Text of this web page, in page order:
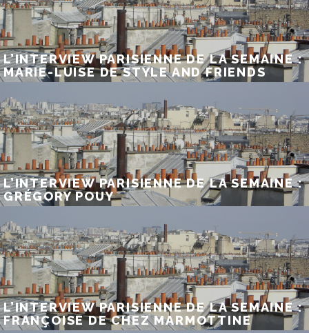
L’INTERVIEW PARISIENNE DE LA SEMAINE :
MARIE-LUISE DE STYLE AND FRIENDS
L’INTERVIEW PARISIENNE DE LA SEMAINE :
GRÉGORY POUY
L’INTERVIEW PARISIENNE DE LA SEMAINE :
FRANÇOISE DE CHEZ MARMOTTINE